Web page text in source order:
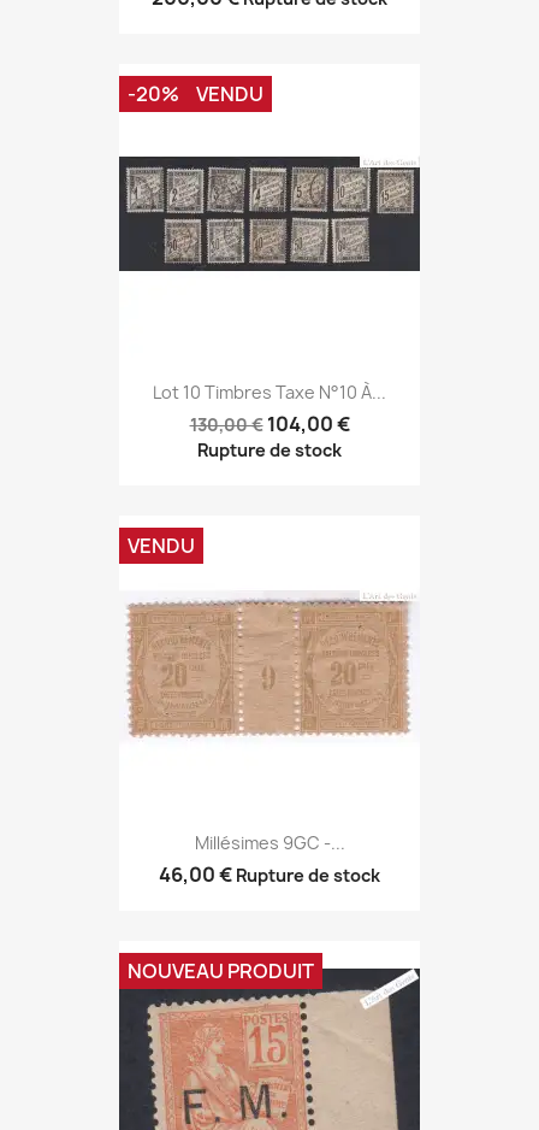
Lot 10 Timbres Taxe N°10 À...
130,00 € 104,00 €
Rupture de stock
-20% VENDU
Millésimes 9GC -...
46,00 € Rupture de stock
VENDU
NOUVEAU PRODUIT